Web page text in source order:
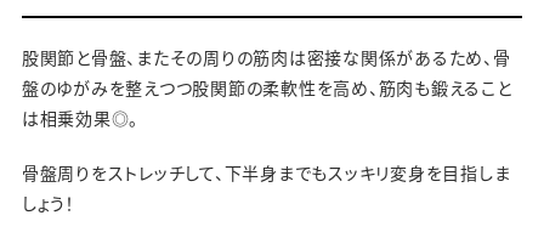
股関節と骨盤、またその周りの筋肉は密接な関係があるため、骨
盤のゆがみを整えつつ股関節の柔軟性を高め、筋肉も鍛えること
は相乗効果◎。
骨盤周りをストレッチして、下半身までもスッキリ変身を目指しま
しょう！